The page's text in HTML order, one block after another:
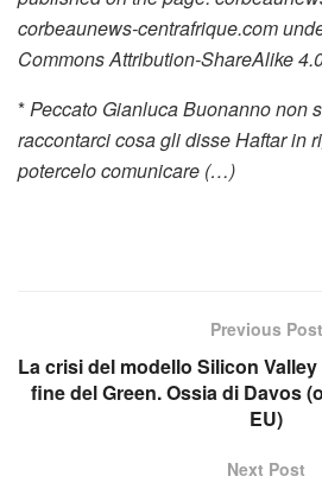
corbeaunews-centrafrique.com
Commons Attribution-ShareAlike
*Peccato Gianluca Buonanno non
raccontarci cosa gli disse Haftar in
potercelo comunicare (…)
Previous Post
La crisi del modello Silicon
fine del Green. Ossia di Davos
EU)
Next Post